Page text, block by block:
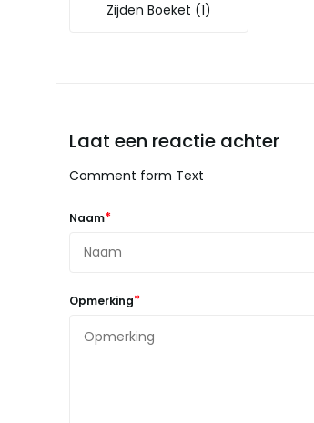
Zijden Boeket (1)
Laat een reactie achter
Comment form Text
Naam*
Opmerking*